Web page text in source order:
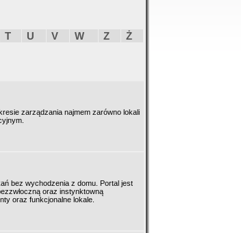
T U V W Z Ż
zarządzania najmem zarówno lokali
bez wychodzenia z domu. Portal jest
oraz instynktowną
oraz funkcjonalne lokale.